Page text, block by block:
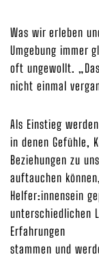
Was wir erleben
Umgebung immer
oft ungewollt.
nicht einmal
Als Einstieg
in denen Gefühle,
Beziehungen zu
auftauchen
Helfer:innensein
unterschiedlichen
Erfahrungen
stammen und